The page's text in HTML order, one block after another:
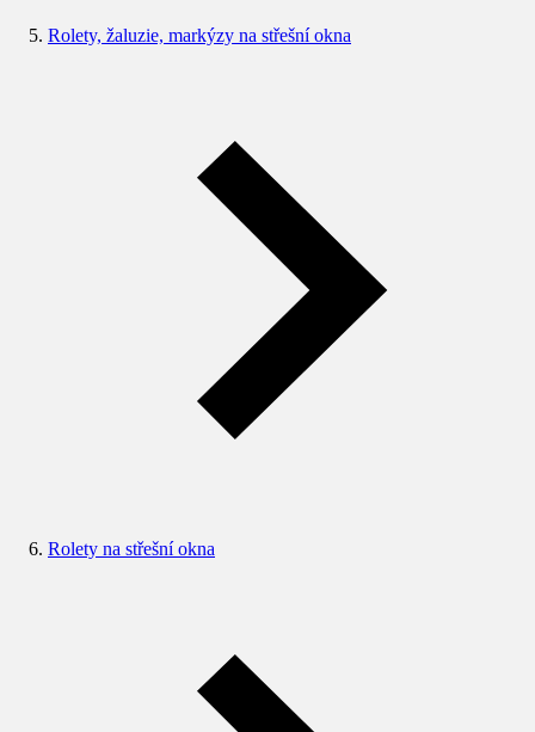
Rolety, žaluzie, markýzy na střešní okna
Rolety na střešní okna